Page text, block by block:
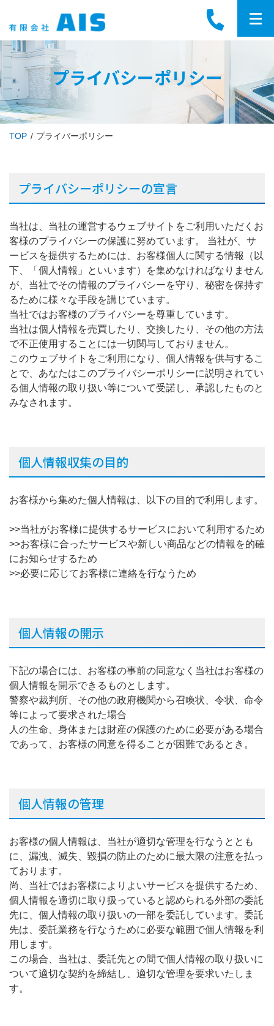
プライバシーポリシー
TOP プライバーポリシー
プライバシーポリシーの宣言
当社は、当社の運営するウェブサイトをご利用いただくお
客様のプライバシーの保護に努めています。 当社が、サ
ービスを提供するためには、お客様個人に関する情報（以
下、「個人情報」といいます）を集めなければなりません
が、当社でその情報のプライバシーを守り、秘密を保持す
るために様々な手段を講じています。
当社ではお客様のプライバシーを尊重しています。
当社は個人情報を売買したり、交換したり、その他の方法
で不正使用することには一切関与しておりません。
このウェブサイトをご利用になり、個人情報を供与するこ
とで、あなたはこのプライバシーポリシーに説明されてい
る個人情報の取り扱い等について受諾し、承認したものと
みなされます。
個人情報収集の目的
お客様から集めた個人情報は、以下の目的で利用します。
>>当社がお客様に提供するサービスにおいて利用するため
>>お客様に合ったサービスや新しい商品などの情報を的確
にお知らせするため
>>必要に応じてお客様に連絡を行なうため
個人情報の開示
下記の場合には、お客様の事前の同意なく当社はお客様の
個人情報を開示できるものとします。
警察や裁判所、その他の政府機関から召喚状、令状、命令
等によって要求された場合
人の生命、身体または財産の保護のために必要がある場合
であって、お客様の同意を得ることが困難であるとき。
個人情報の管理
お客様の個人情報は、当社が適切な管理を行なうととも
に、漏洩、滅失、毀損の防止のために最大限の注意を払っ
ております。
尚、当社ではお客様によりよいサービスを提供するため、
個人情報を適切に取り扱っていると認められる外部の委託
先に、個人情報の取り扱いの一部を委託しています。委託
先は、委託業務を行なうために必要な範囲で個人情報を利
用します。
この場合、当社は、委託先との間で個人情報の取り扱いに
ついて適切な契約を締結し、適切な管理を要求いたしま
す。